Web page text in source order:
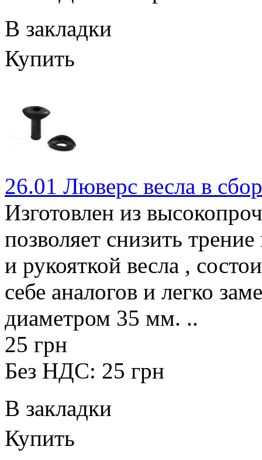
В закладки
Купить
26.01 Люверс весла в
Изготовлен из
позволяет снизить
и рукояткой весла ,
себе аналогов и легко
диаметром 35 мм. ..
25 грн
Без НДС: 25 грн
В закладки
Купить